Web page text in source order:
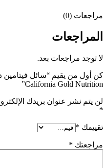
مراجعات (0)
المراجعات
لا توجد مراجعات بعد.
California Gold Nutrition”
لن يتم نشر عنوان بريدك
*
تقييمك *
مراجعتك *